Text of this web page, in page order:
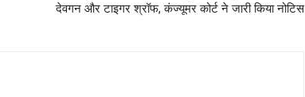
देवगन और टाइगर श्रॉफ, कंज्यूमर कोर्ट ने जारी किया नोटिस